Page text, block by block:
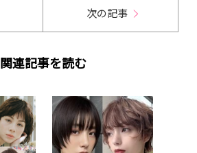
次の記事
関連記事を読む